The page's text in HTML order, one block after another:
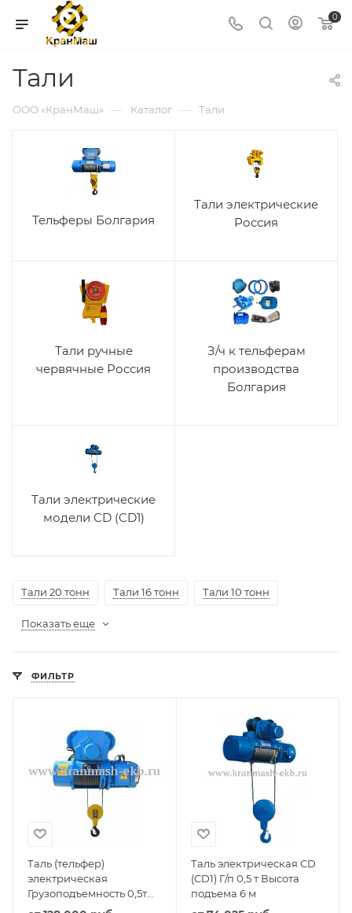
0
Тали
ООО «КранМаш» — Каталог — Тали
Тельферы Болгария
Тали электрические
Россия
Тали ручные
червячные Россия
З/ч к тельферам
производства
Болгария
Тали электрические
модели CD (CD1)
Тали 20 тонн Тали 16 тонн Тали 10 тонн
Показать еще
ФИЛЬТР
Таль (тельфер)
электрическая
Грузоподъемность 0,5т
Высота подъема 6м
Таль электрическая CD
(CD1) Г/п 0,5 т Высота
подъема 6 м